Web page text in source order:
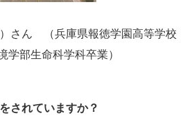
さん （兵庫県報徳学園高等学校
学部生命科学科卒業）
されていますか？